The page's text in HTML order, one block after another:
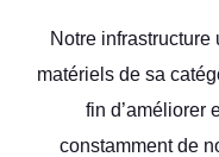
Notre
matériels de sa
fin d’améliorer
constamment de